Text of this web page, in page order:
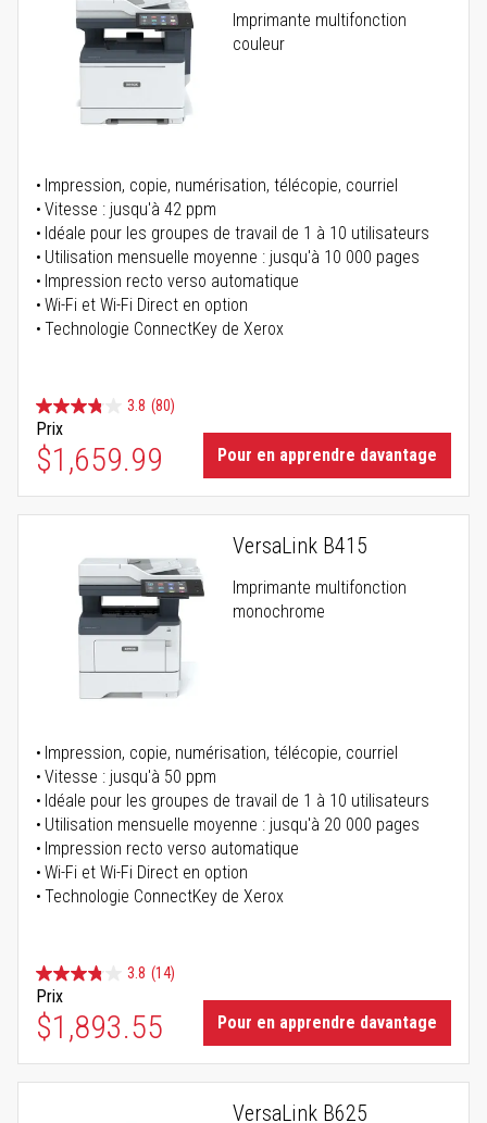
Imprimante multifonction
couleur
Impression, copie, numérisation, télécopie, courriel
Vitesse : jusqu'à 42 ppm
Idéale pour les groupes de travail de 1 à 10 utilisateurs
Utilisation mensuelle moyenne : jusqu'à 10 000 pages
Impression recto verso automatique
Wi-Fi et Wi-Fi Direct en option
Technologie ConnectKey de Xerox
3.8 (80)
Prix
$1,659.99 Pour en apprendre davantage
VersaLink B415
Imprimante multifonction
monochrome
Impression, copie, numérisation, télécopie, courriel
Vitesse : jusqu'à 50 ppm
Idéale pour les groupes de travail de 1 à 10 utilisateurs
Utilisation mensuelle moyenne : jusqu'à 20 000 pages
Impression recto verso automatique
Wi-Fi et Wi-Fi Direct en option
Technologie ConnectKey de Xerox
3.8 (14)
Prix
$1,893.55 Pour en apprendre davantage
VersaLink B625